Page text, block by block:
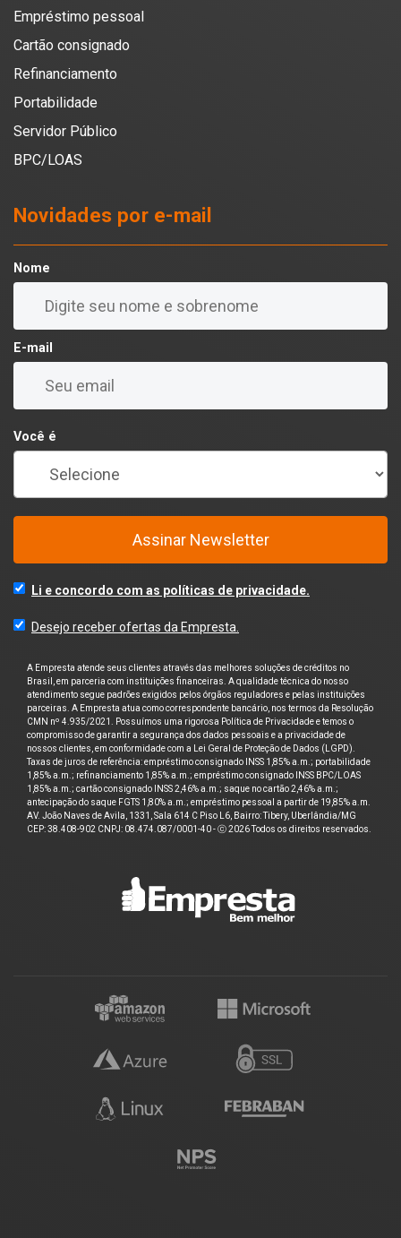
Empréstimo pessoal
Cartão consignado
Refinanciamento
Portabilidade
Servidor Público
BPC/LOAS
Novidades por e-mail
Nome
E-mail
Você é
Assinar Newsletter
Li e concordo com as políticas de privacidade.
Desejo receber ofertas da Empresta.
A Empresta atende seus clientes através das melhores soluções de créditos no
Brasil, em parceria com instituições financeiras. A qualidade técnica do nosso
atendimento segue padrões exigidos pelos órgãos reguladores e pelas instituições
parceiras. A Empresta atua como correspondente bancário, nos termos da Resolução
CMN nº 4.935/2021. Possuímos uma rigorosa Política de Privacidade e temos o
compromisso de garantir a segurança dos dados pessoais e a privacidade de
nossos clientes, em conformidade com a Lei Geral de Proteção de Dados (LGPD).
Taxas de juros de referência: empréstimo consignado INSS 1,85% a.m.; portabilidade
1,85% a.m.; refinanciamento 1,85% a.m.; empréstimo consignado INSS BPC/LOAS
1,85% a.m.; cartão consignado INSS 2,46% a.m.; saque no cartão 2,46% a.m.;
antecipação do saque FGTS 1,80% a.m.; empréstimo pessoal a partir de 19,85% a.m.
AV. João Naves de Avila, 1331, Sala 614 C Piso L6, Bairro: Tibery, Uberlândia/MG
CEP: 38.408-902 CNPJ: 08.474.087/0001-40 - ⓒ 2026 Todos os direitos reservados.